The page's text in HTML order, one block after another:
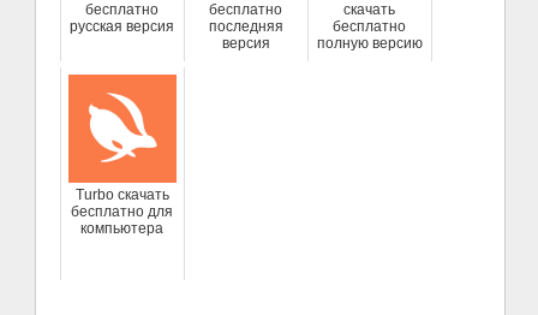
бесплатно
русская версия
бесплатно
последняя
версия
скачать
бесплатно
полную версию
Turbo скачать
бесплатно для
компьютера